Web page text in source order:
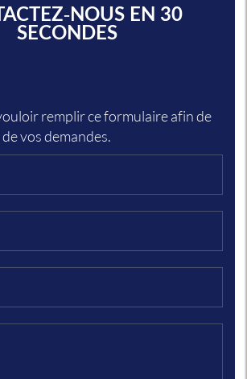
NOUS EN 30
SECONDES
remplir ce formulaire afin de
vos demandes.